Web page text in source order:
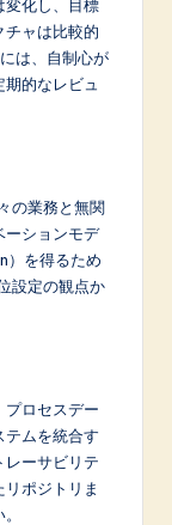
変化し、目標
チャは比較的
は、自制心が
的なレビュ
の業務と無関
ーションモデ
）を得るため
設定の観点か
プロセスデー
テムを統合す
レーサビリテ
ポジトリま